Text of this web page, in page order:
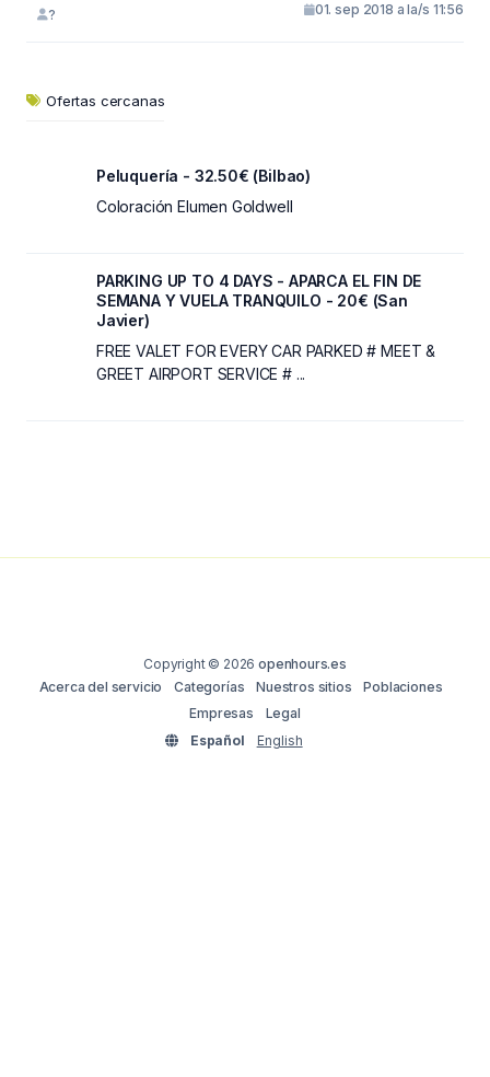
? 01. sep 2018 a la/s 11:56
Ofertas cercanas
Peluquería - 32.50€ (Bilbao)
Coloración Elumen Goldwell
PARKING UP TO 4 DAYS - APARCA EL FIN DE
SEMANA Y VUELA TRANQUILO - 20€ (San
Javier)
FREE VALET FOR EVERY CAR PARKED # MEET &
GREET AIRPORT SERVICE # ...
Copyright © 2026openhours.es
Acerca del servicio
Categorías Nuestros sitios
Poblaciones
Empresas
Legal
Español
English